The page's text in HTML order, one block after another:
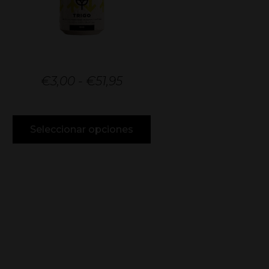
€ 3,00 - € 51,95
Seleccionar opciones